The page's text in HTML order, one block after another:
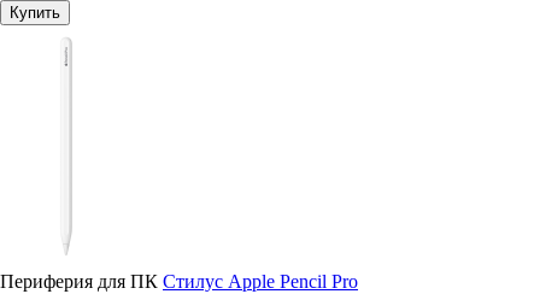
Купить
Периферия для ПК Стилус Apple Pencil Pro